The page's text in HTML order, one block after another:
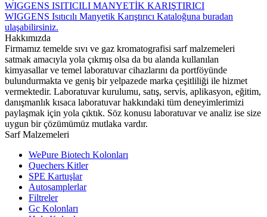
WIGGENS ISITICILI MANYETİK KARIŞTIRICI
WIGGENS Isıtıcılı Manyetik Karıştırıcı Kataloğuna buradan
ulaşabilirsiniz.
Hakkımızda
Firmamız temelde sıvı ve gaz kromatografisi sarf malzemeleri
satmak amacıyla yola çıkmış olsa da bu alanda kullanılan
kimyasallar ve temel laboratuvar cihazlarını da portföyünde
bulundurmakta ve geniş bir yelpazede marka çeşitliliği ile hizmet
vermektedir. Laboratuvar kurulumu, satış, servis, aplikasyon, eğitim,
danışmanlık kısaca laboratuvar hakkındaki tüm deneyimlerimizi
paylaşmak için yola çıktık. Söz konusu laboratuvar ve analiz ise size
uygun bir çözümümüz mutlaka vardır.
Sarf Malzemeleri
WePure Biotech Kolonları
Quechers Kitler
SPE Kartuşlar
Autosamplerlar
Filtreler
Gc Kolonları